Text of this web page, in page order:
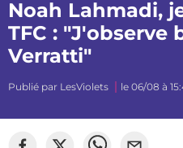
Noah Lahmadi,
TFC : "J'observe
Verratti"
Publié par LesViolets le 06/08 à